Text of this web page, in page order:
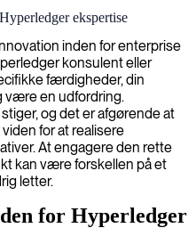
ekspertise
inden for enterprise
konsulent eller
færdigheder, din
være en udfordring.
og det er afgørende at
for at realisere
At engagere den rette
kan være forskellen på et
letter.
for Hyperledger